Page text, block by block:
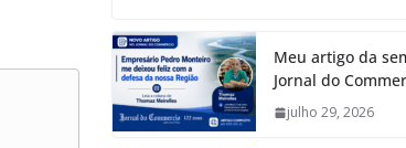
Meu artigo da
Jornal do
julho 29, 2026